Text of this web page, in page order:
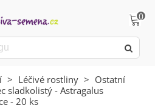
0
> Léčivé rostliny > Ostatní
sladkolistý - Astragalus
- 20 ks